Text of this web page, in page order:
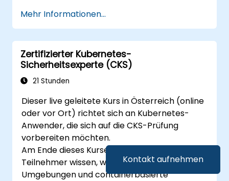
Kontakt aufnehmen
bitte: https://training.linuxfoundation.org/
kubernetes-application-developer-
ckad/
Mehr Informationen...
Zertifizierter Kubernetes-
Sicherheitsexperte (CKS)
21 Stunden
Dieser live geleitete Kurs in Österreich (online
oder vor Ort) richtet sich an Kubernetes-
Anwender, die sich auf die CKS-Prüfung
vorbereiten möchten.
Am Ende dieses Kurses werden die
Teilnehmer wissen, wie man Kubernetes-
Umgebungen und containerbasierte